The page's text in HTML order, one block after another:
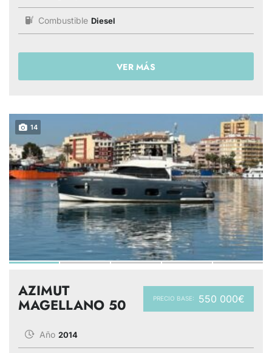
Combustible Diesel
VER MÁS
14
PRECIO BASE: 550 000€
AZIMUT
MAGELLANO 50
Año 2014